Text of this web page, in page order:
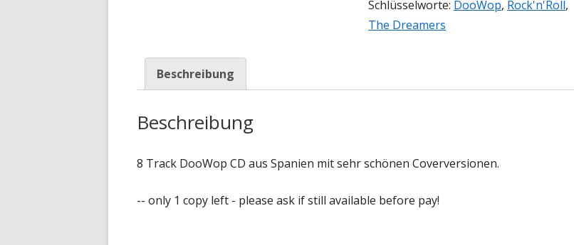
Schlüsselworte: DooWop, Rock'n'Roll,
The Dreamers
Beschreibung
Beschreibung
8 Track DooWop CD aus Spanien mit sehr schönen Coverversionen.
-- only 1 copy left - please ask if still available before pay!